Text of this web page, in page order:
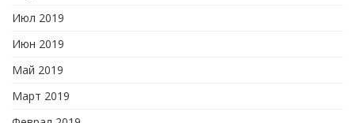
Июл 2019
Июн 2019
Май 2019
Март 2019